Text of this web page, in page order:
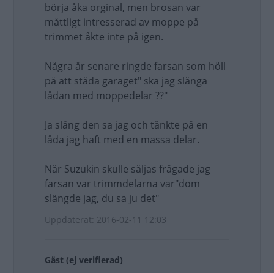
börja åka orginal, men brosan var
måttligt intresserad av moppe på
trimmet åkte inte på igen.
Några år senare ringde farsan som höll
på att städa garaget" ska jag slänga
lådan med moppedelar ??"
Ja släng den sa jag och tänkte på en
låda jag haft med en massa delar.
När Suzukin skulle säljas frågade jag
farsan var trimmdelarna var"dom
slängde jag, du sa ju det"
Uppdaterat: 2016-02-11 12:03
Gäst (ej verifierad)